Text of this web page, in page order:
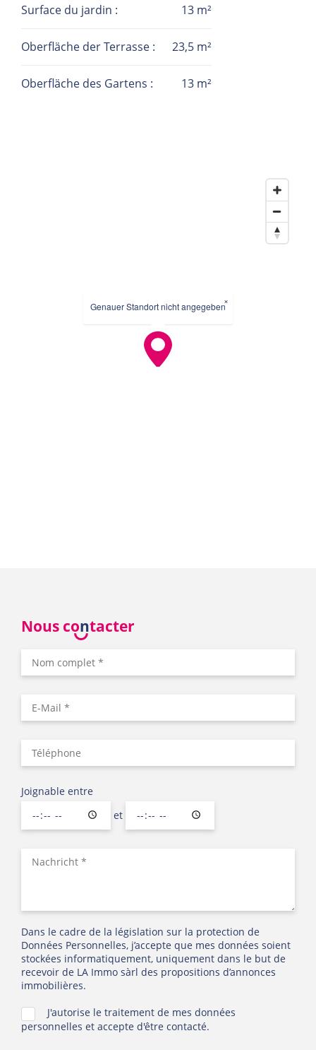
Surface du jardin : 13 m²
Oberfläche der Terrasse : 23,5 m²
Oberfläche des Gartens : 13 m²
×
Genauer Standort nicht angegeben
Nous contacter
Joignable entre
et
Dans le cadre de la législation sur la protection de
Données Personnelles, j’accepte que mes données soient
stockées informatiquement, uniquement dans le but de
recevoir de LA Immo sàrl des propositions d’annonces
immobilières.
J'autorise le traitement de mes données
personnelles et accepte d'être contacté.